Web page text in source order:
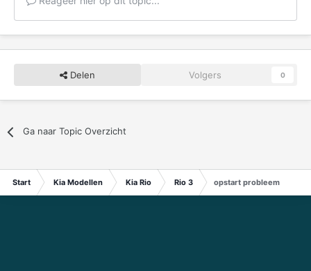
Delen Volgers 0
Ga naar Topic Overzicht
Start Kia Modellen Kia Rio Rio 3 opstart probleem